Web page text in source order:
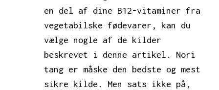
en del af dine B12-vitaminer fra
vegetabilske fødevarer, kan du
vælge nogle af de kilder
beskrevet i denne artikel. Nori
tang er måske den bedste og mest
sikre kilde. Men sats ikke på,